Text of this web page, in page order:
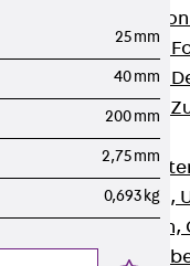
RIS
Kabelrinnen-
Kabelrinnen-
Kabelrinnen-
Gitterbahnen
Zurück
G Gitterbahn,
GI
GTD
25 mm
40 mm
200 mm
2,75 mm
0,693 kg